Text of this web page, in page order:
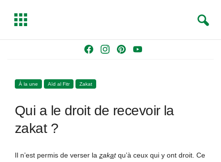
e
o
g
r
Y
b
T
g
e
a
À la une Aïd al Fitr Zakat
Qui a le droit de recevoir la
zakat ?
Il n’est permis de verser la zakatqu’à ceux qui y ont droit. Ce